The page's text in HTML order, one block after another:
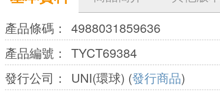
產品條碼： 4988031859636
產品編號： TYCT69384
發行公司：
UNI(環球) (發行商品)